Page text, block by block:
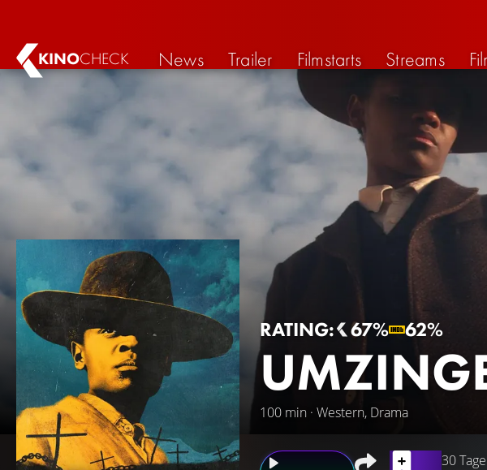
KINOCHECK News Trailer Filmstarts Streams
RATING: 67% 62%
100 min · Western, Drama
30